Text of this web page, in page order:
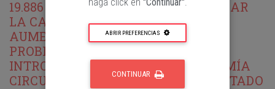
19.886 Y OTRAS LEYES, PARA MEJORAR
LA CALIDAD DEL GASTO PÚBLICO,
AUMENTAR LOS ESTÁNDARES DE
PROBIDAD Y TRANSPARENCIA E
INTRODUCIR PRINCIPIOS DE ECONOMÍA
CIRCULAR EN LAS COMPRAS DEL ESTADO
ABRIR PREFERENCIAS
CONTINUAR